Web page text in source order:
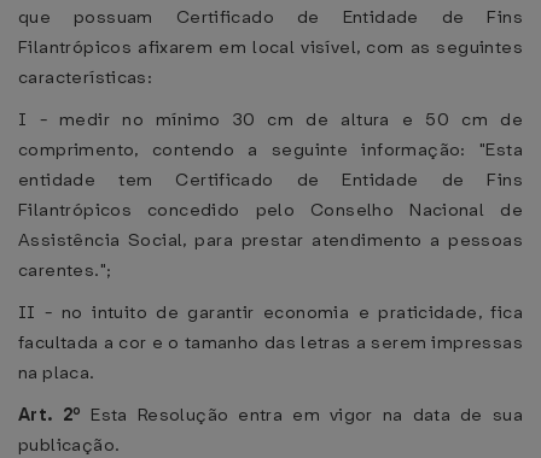
que possuam Certificado de Entidade de Fins
Filantrópicos afixarem em local visível, com as seguintes
características:
I - medir no mínimo 30 cm de altura e 50 cm de
comprimento, contendo a seguinte informação: "Esta
entidade tem Certificado de Entidade de Fins
Filantrópicos concedido pelo Conselho Nacional de
Assistência Social, para prestar atendimento a pessoas
carentes.";
II - no intuito de garantir economia e praticidade, fica
facultada a cor e o tamanho das letras a serem impressas
na placa.
Art. 2º Esta Resolução entra em vigor na data de sua
publicação.